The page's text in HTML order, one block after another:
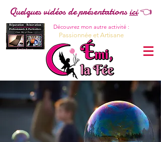
Quelques vidéos de présentationsici👈
Découvrez mon autre activité :
Passionnée et Artisane